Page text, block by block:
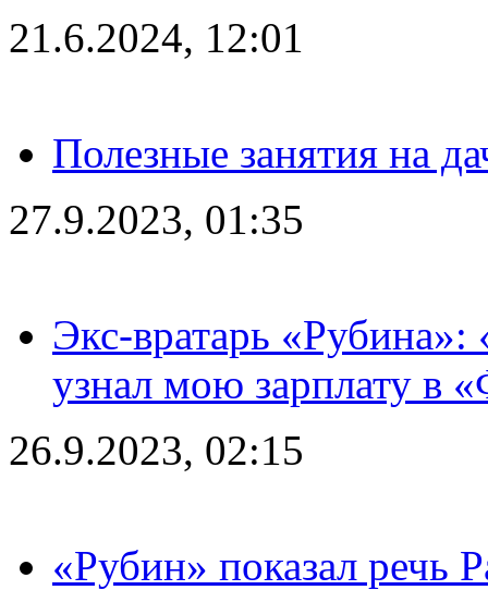
21.6.2024, 12:01
Полезные занятия на
27.9.2023, 01:35
Экс-вратарь «Рубина»:
узнал мою зарплату в
26.9.2023, 02:15
«Рубин» показал речь